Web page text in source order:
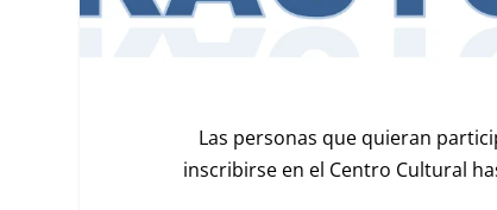
Las personas que quieran
inscribirse en el Centro Cultural